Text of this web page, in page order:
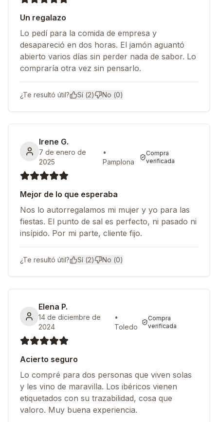
Un regalazo
Lo pedí para la comida de empresa y
desapareció en dos horas. El jamón aguantó
abierto varios días sin perder nada de sabor. Lo
compraría otra vez sin pensarlo.
¿Te resultó útil? Sí (2) No (0)
Irene G.
7 de enero de
2025
•
Pamplona
Compra
verificada
Mejor de lo que esperaba
Nos lo autorregalamos mi mujer y yo para las
fiestas. El punto de sal es perfecto, ni pasado ni
insípido. Por mi parte, cliente fijo.
¿Te resultó útil? Sí (2) No (0)
Elena P.
14 de diciembre de
2024
•
Toledo
Compra
verificada
Acierto seguro
Lo compré para dos personas que viven solas
y les vino de maravilla. Los ibéricos vienen
etiquetados con su trazabilidad, cosa que
valoro. Muy buena experiencia.